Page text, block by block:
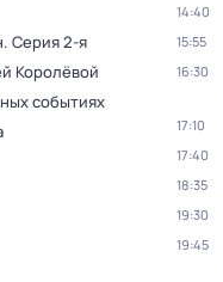
. Серия 2-я
Королёвой
событиях
14:40
15:55
16:30
17:10
17:40
18:35
19:30
19:45